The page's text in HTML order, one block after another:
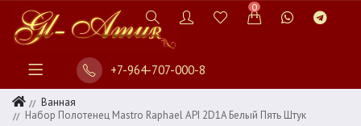
0
+7-964-707-000-8
Ванная
Набор Полотенец Mastro Raphael API 2D1A Белый Пять Штук